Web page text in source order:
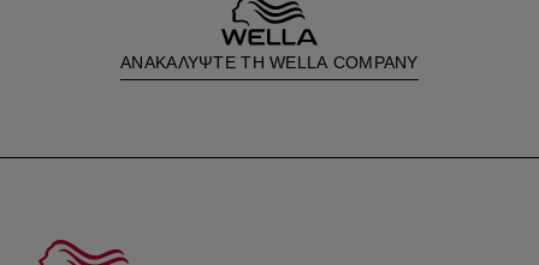
ΑΝΑΚΑΛΥΨΤΕ ΤΗ WELLA COMPANY